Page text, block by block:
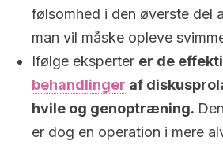
følsomhed i den øverste del
man vil måske opleve
Ifølge eksperter er de
behandlinger af
hvile og genoptræning.
er dog en operation i mere